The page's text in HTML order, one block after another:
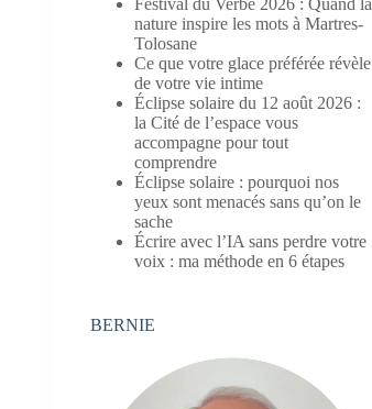
nature inspire les mots à Martres-
Tolosane
Ce que votre glace préférée révèle
de votre vie intime
Éclipse solaire du 12 août 2026 :
la Cité de l’espace vous
accompagne pour tout
comprendre
Éclipse solaire : pourquoi nos
yeux sont menacés sans qu’on le
sache
Écrire avec l’IA sans perdre votre
voix : ma méthode en 6 étapes
BERNIE